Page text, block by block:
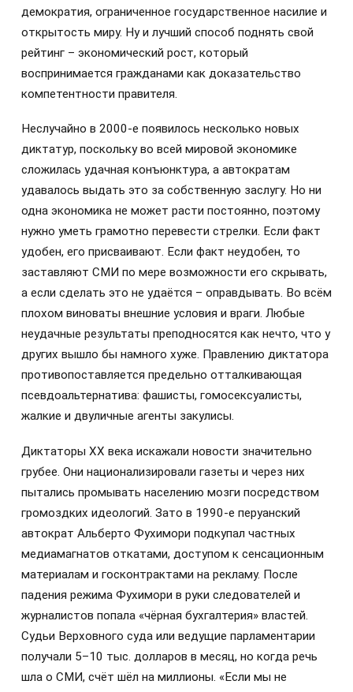
демократия, ограниченное государственное насилие и
открытость миру. Ну и лучший способ поднять свой
рейтинг – экономический рост, который
воспринимается гражданами как доказательство
компетентности правителя.
Неслучайно в 2000-е появилось несколько новых
диктатур, поскольку во всей мировой экономике
сложилась удачная конъюнктура, а автократам
удавалось выдать это за собственную заслугу. Но ни
одна экономика не может расти постоянно, поэтому
нужно уметь грамотно перевести стрелки. Если факт
удобен, его присваивают. Если факт неудобен, то
заставляют СМИ по мере возможности его скрывать,
а если сделать это не удаётся – оправдывать. Во всём
плохом виноваты внешние условия и враги. Любые
неудачные результаты преподносятся как нечто, что у
других вышло бы намного хуже. Правлению диктатора
противопоставляется предельно отталкивающая
псевдоальтернатива: фашисты, гомосексуалисты,
жалкие и двуличные агенты закулисы.
Диктаторы XX века искажали новости значительно
грубее. Они национализировали газеты и через них
пытались промывать населению мозги посредством
громоздких идеологий. Зато в 1990-е перуанский
автократ Альберто Фухимори подкупал частных
медиамагнатов откатами, доступом к сенсационным
материалам и госконтрактами на рекламу. После
падения режима Фухимори в руки следователей и
журналистов попала «чёрная бухгалтерия» властей.
Судьи Верховного суда или ведущие парламентарии
получали 5–10 тыс. долларов в месяц, но когда речь
шла о СМИ, счёт шёл на миллионы. «Если мы не